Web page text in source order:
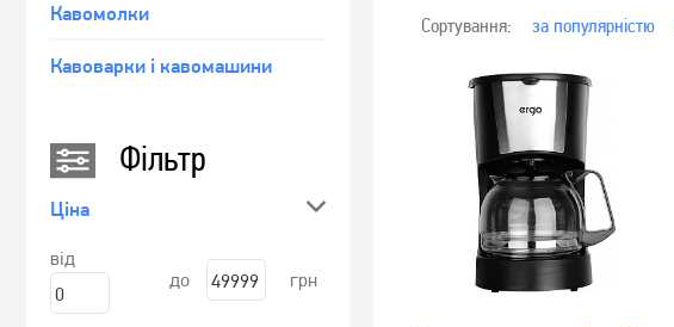
Кавомолки
Кавоварки і кавомашини
Фільтр
Ціна
від
до
грн
Сортування: за популярністю